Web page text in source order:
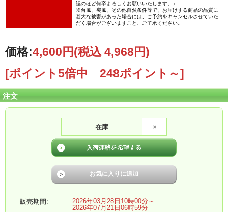
認のほど何卒よろしくお願いいたします。）
※台風、突風、その他自然条件等で、お届けする商品の品質に
甚大な被害があった場合には、ご予約をキャンセルさせていた
だく場合がございますこと、ご了承ください。
価格:4,600円(税込 4,968円)
[ポイント5倍中 248ポイント～]
注文
在庫 ×
販売期間:
2026年03月28日10時00分～
2026年07月21日06時59分